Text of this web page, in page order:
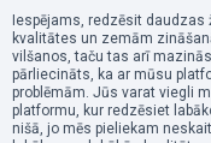
Iespējams, redzēsit
kvalitātes un zemām
vilšanos, taču tas arī
pārliecināts, ka ar mūsu
problēmām. Jūs varat viegli
platformu, kur redzēsiet
nišā, jo mēs pieliekam